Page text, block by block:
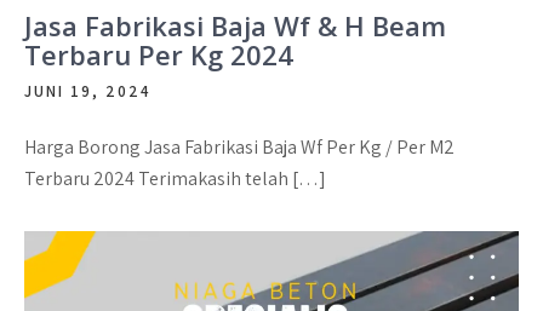
Jasa Fabrikasi Baja Wf & H Beam
Terbaru Per Kg 2024
JUNI 19, 2024
Harga Borong Jasa Fabrikasi Baja Wf Per Kg / Per M2
Terbaru 2024 Terimakasih telah […]